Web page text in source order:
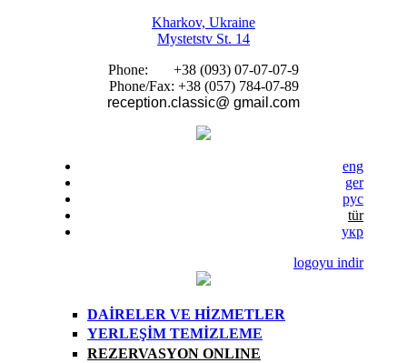
Kharkov, Ukraine
Mystetstv St. 14
Phone: +38 (093) 07-07-07-9
Phone/Fax: +38 (057) 784-07-89
reception.classic@ gmail.com
eng
ger
рус
tür
укр
logoyu indir
DAİRELER VE HİZMETLER
YERLEŞİM TEMİZLEME
REZERVASYON ONLINE